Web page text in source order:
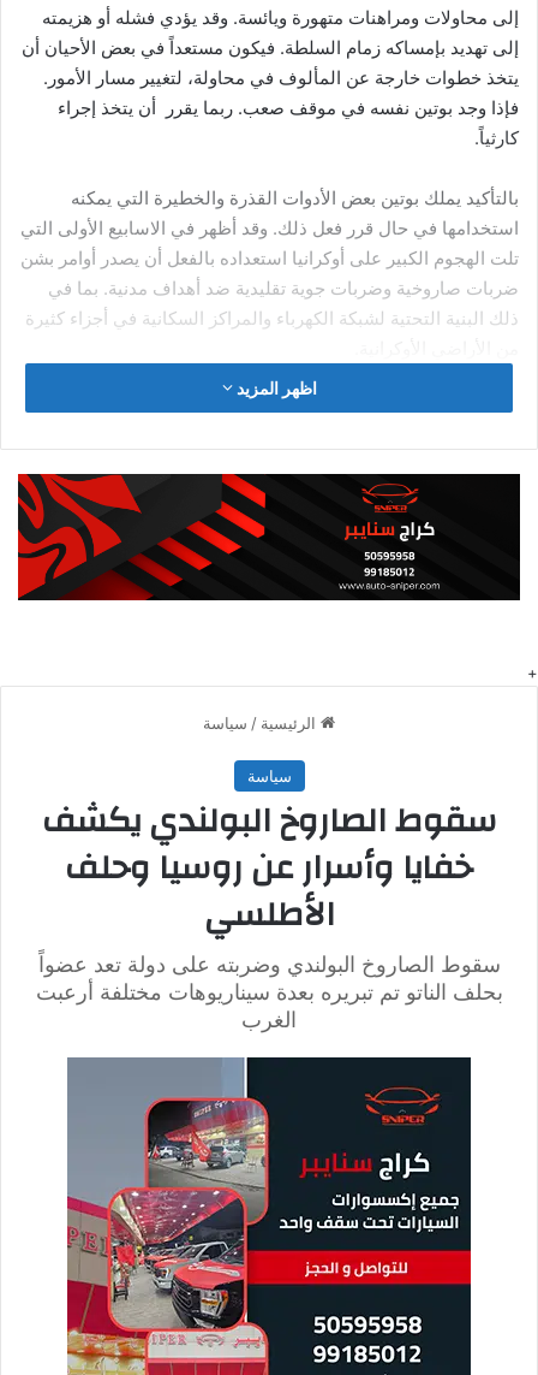
إلى محاولات ومراهنات متهورة ويائسة. وقد يؤدي فشله أو هزيمته
إلى تهديد بإمساكه زمام السلطة. فيكون مستعداً في بعض الأحيان أن
يتخذ خطوات خارجة عن المألوف في محاولة، لتغيير مسار الأمور.
فإذا وجد بوتين نفسه في موقف صعب. ربما يقرر أن يتخذ إجراء
كارثياً.
بالتأكيد يملك بوتين بعض الأدوات القذرة والخطيرة التي يمكنه
استخدامها في حال قرر فعل ذلك. وقد أظهر في الاسابيع الأولى التي
تلت الهجوم الكبير على أوكرانيا استعداده بالفعل أن يصدر أوامر بشن
ضربات صاروخية وضربات جوية تقليدية ضد أهداف مدنية. بما في
ذلك البنية التحتية لشبكة الكهرباء والمراكز السكانية في أجزاء كثيرة
احذروا أن يرعبكم الرئيس الروسي فلاديمير هو أحد المفاهيم المهمة
احذروا أن يرعبكم الرئيس الروسي فلاديمير إلى مجموعة من
الممارسات والاستراتيجيات التي تهدف إلى تحسين الصحة والرفاهية
هل يلجأ الرئيس الروسي فلاديمير
بوتين إلى السلاح النووي؟
رويترز،قد يجدد الجيش الروسي هجماته على محطة
زابوريجيا النووية مخاطراً بذلك بإطلاق الإشعاعات النووية، وهناك
توقعاً تشاؤمياً، وهو أنه من المحتمل أن يستخدم الرئيس الروسي
فلاديمير بوتين أسلحة كيماوية أو بيولوجية في حربه مع أوكرانيا كما
اظهر المزيد